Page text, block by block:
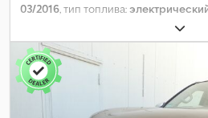
03/2016 , тип топлива:
, топливо:
тип передачи:автоматический,
количество мест:
, общая длина: 4
1 760 мм , общая высота:
,
1 990 мм
, ширина пространства для
грузового отсека:900 мм, Год